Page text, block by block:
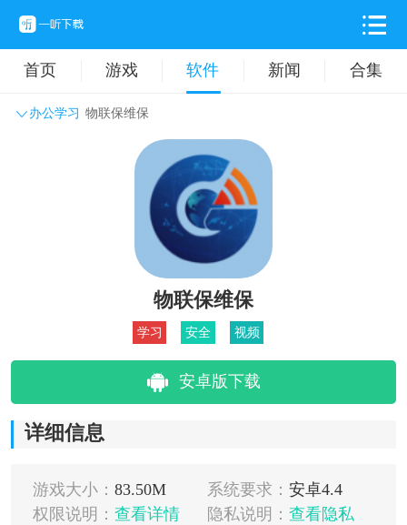
首页 游戏 软件 新闻 合集
办公学习 物联保维保
主题壁纸 旅游出行
拍摄美化 时尚购物
物联保维保
学习 安全 视频
安卓版下载
详细信息
游戏大小： 83.50M 系统要求： 安卓4.4
权限说明： 查看详情 隐私说明： 查看隐私